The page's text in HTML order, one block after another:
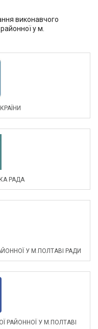
виконавчого
у м.
РАДА
У М.ПОЛТАВІ РАДИ
РАЙОННОЇ У М.ПОЛТАВІ